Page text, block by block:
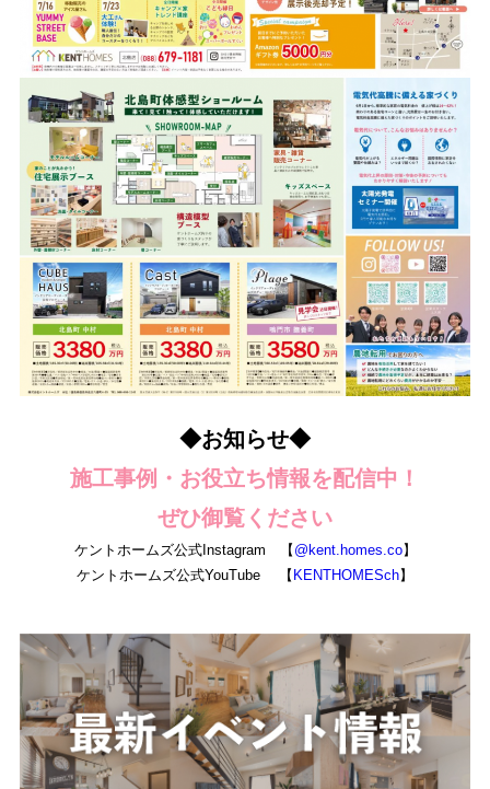
◆お知らせ◆
施工事例・お役立ち情報を配信中！
ぜひ御覧ください
ケントホームズ公式Instagram 【 @kent.homes.co】
ケントホームズ公式YouTube 【 KENTHOMESch】